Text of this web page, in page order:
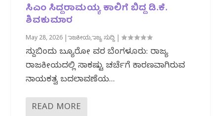
ಸಿಎಂ ಸಿದ್ದರಾಮಯ್ಯ ಕಾಲಿಗೆ ಬಿದ್ದ ಡಿ.ಕೆ.
ಶಿವಕುಮಾರ
May 28, 2026 |ರಾಜಕೀಯ,ರಾಜ್ಯ ಸುದ್ದಿ |
ಸುದ್ದಿಬಿಂದು ಬ್ಯೂರೋ ವರದಿ ಬೆಂಗಳೂರು: ರಾಜ್ಯ
ರಾಜಕೀಯದಲ್ಲಿ ಸಾಕಷ್ಟು ಚರ್ಚೆಗೆ ಕಾರಣವಾಗಿರುವ
ನಾಯಕತ್ವ ಬದಲಾವಣೆಯ...
READ MORE